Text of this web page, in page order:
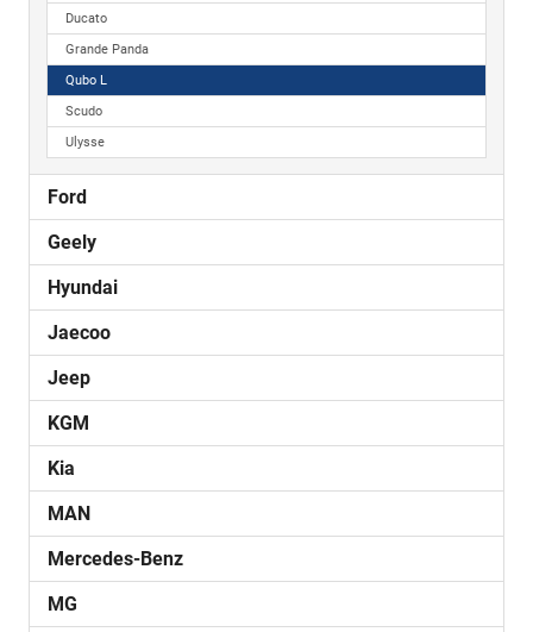
Ducato
Grande Panda
Qubo L
Scudo
Ulysse
Ford
Geely
Hyundai
Jaecoo
Jeep
KGM
Kia
MAN
Mercedes-Benz
MG